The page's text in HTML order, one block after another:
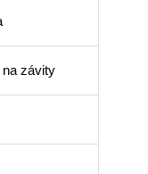
závity